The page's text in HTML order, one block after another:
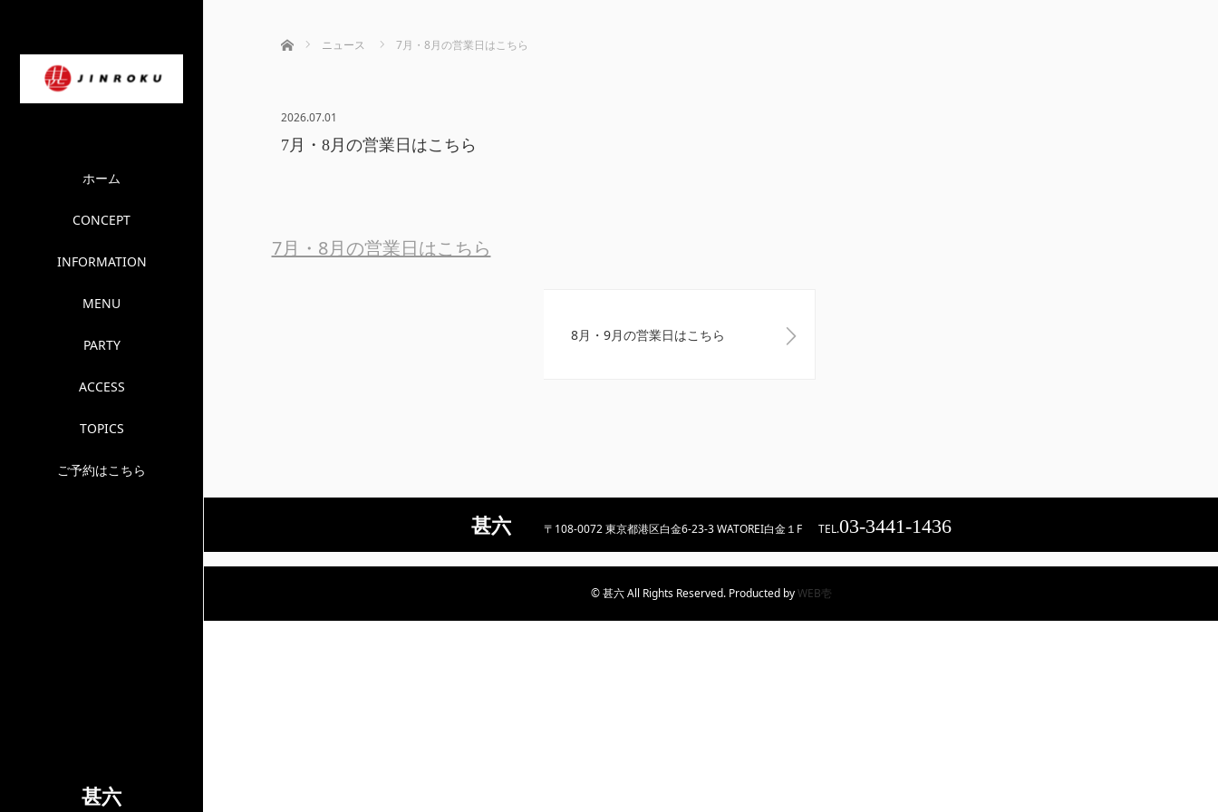
ホーム
CONCEPT
INFORMATION
MENU
PARTY
ACCESS
TOPICS
ご予約はこちら
甚六
ホーム ニュース 7月・8月の営業日はこちら
2026.07.01
7月・8月の営業日はこちら
7月・8月の営業日はこちら
8月・9月の営業日はこちら
甚六 〒108-0072 東京都港区白金6-23-3 WATOREI白金１F TEL.03-3441-1436
© 甚六 All Rights Reserved. Producted byWEB壱